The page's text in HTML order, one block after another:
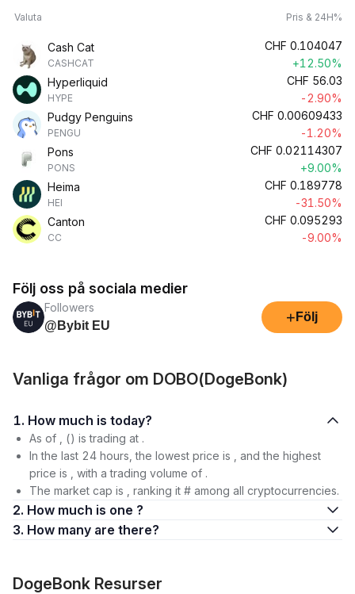
Valuta Pris & 24H%
Cash Cat
CASHCAT
CHF 0.104047
+12.50%
Hyperliquid
HYPE
CHF 56.03
-2.90%
Pudgy Penguins
PENGU
CHF 0.00609433
-1.20%
Pons
PONS
CHF 0.02114307
+9.00%
Heima
HEI
CHF 0.189778
-31.50%
Canton
CC
CHF 0.095293
-9.00%
Följ oss på sociala medier
Followers
@Bybit EU
+ Följ
Vanliga frågor om DOBO(DogeBonk)
1. How much is today?
As of , () is trading at .
In the last 24 hours, the lowest price is , and the highest
price is , with a trading volume of .
The market cap is , ranking it # among all cryptocurrencies.
2. How much is one ?
3. How many are there?
DogeBonk Resurser